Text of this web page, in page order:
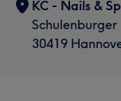
KC - Nails &
30419